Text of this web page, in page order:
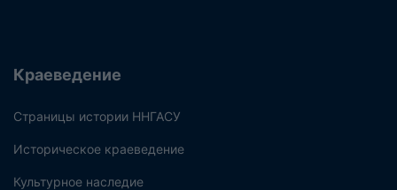
Краеведение
Страницы истории ННГАСУ
Историческое краеведение
Культурное наследие